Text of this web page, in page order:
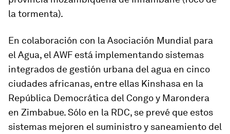
la tormenta).
En colaboración con la Asociación Mundial para
el Agua, el AWF está implementando sistemas
integrados de gestión urbana del agua en cinco
ciudades africanas, entre ellas Kinshasa en la
República Democrática del Congo y Marondera
en Zimbabue. Sólo en la RDC, se prevé que estos
sistemas mejoren el suministro y saneamiento del